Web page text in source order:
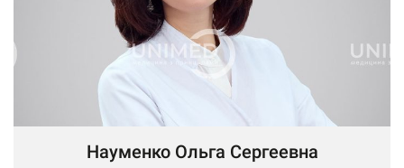
Науменко Ольга Сергеевна